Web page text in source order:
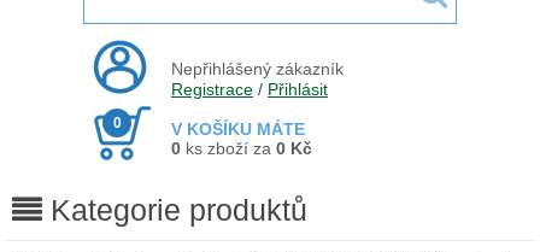
Nepřihlášený zákazník
Registrace / Přihlásit
V KOŠÍKU MÁTE
0
0 ks zboží za 0 Kč
Kategorie produktů